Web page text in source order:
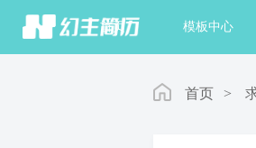
首页 模板中心
首页 >